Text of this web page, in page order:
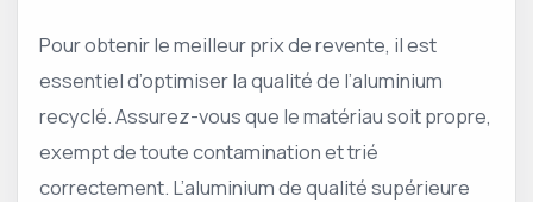
Pour obtenir le meilleur prix de revente, il est
essentiel d’optimiser la qualité de l’aluminium
recyclé. Assurez-vous que le matériau soit propre,
exempt de toute contamination et trié
correctement. L’aluminium de qualité supérieure